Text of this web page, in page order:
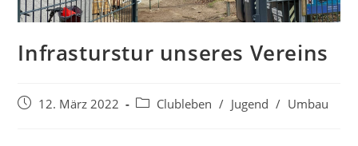
Infrasturstur unseres Vereins
Beitrag12. März 2022
Beitrags-
Clubleben / Jugend / Umbau